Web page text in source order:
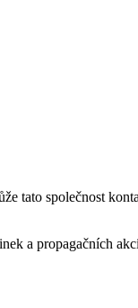
tato společnost
a propagačních